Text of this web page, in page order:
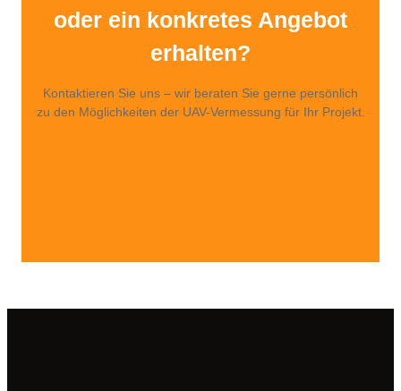
oder ein konkretes Angebot
erhalten?
Kontaktieren Sie uns – wir beraten Sie gerne persönlich
zu den Möglichkeiten der UAV-Vermessung für Ihr Projekt.